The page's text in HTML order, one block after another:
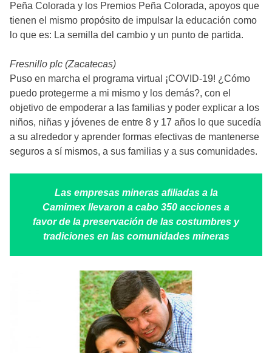
Peña Colorada y los Premios Peña Colorada, apoyos que
tienen el mismo propósito de impulsar la educación como
lo que es: La semilla del cambio y un punto de partida.
Fresnillo plc (Zacatecas)
Puso en marcha el programa virtual ¡COVID-19! ¿Cómo
puedo protegerme a mi mismo y los demás?, con el
objetivo de empoderar a las familias y poder explicar a los
niños, niñas y jóvenes de entre 8 y 17 años lo que sucedía
a su alrededor y aprender formas efectivas de mantenerse
seguros a sí mismos, a sus familias y a sus comunidades.
Las empresas mineras afiliadas a la
Camimex llevaron a cabo 350 acciones a
favor de la preservación de las costumbres y
tradiciones en las comunidades mineras